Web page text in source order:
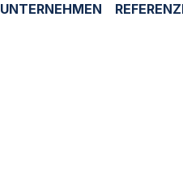
UNTERNEHMEN